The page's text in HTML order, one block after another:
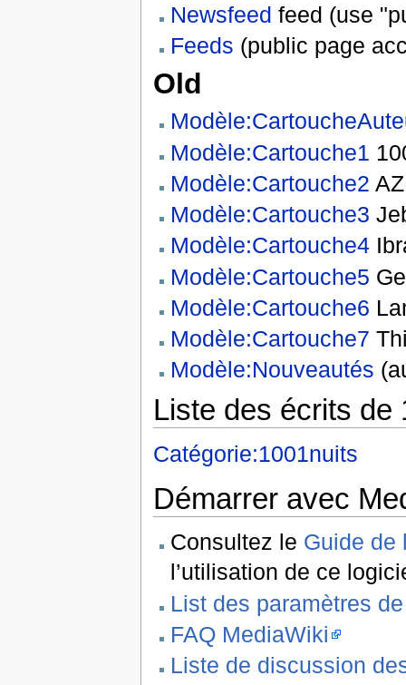
Newsfeed feed (use
Feeds (public page
Old
Modèle:Cartouche1
Modèle:Cartouche2
Modèle:Cartouche3
Modèle:Cartouche4
Modèle:Cartouche5
Modèle:Cartouche6
Modèle:Cartouche7
Modèle:Nouveautés
Liste des écrits de
Catégorie:1001nuits
Démarrer avec
Consultez le Guide de
l’utilisation de ce
List des paramètres
FAQ MediaWiki
Liste de discussion